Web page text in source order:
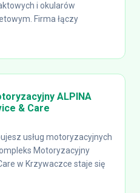
i okularów
Firma łączy
ALPINA
& Care
usług motoryzacyjnych
Motoryzacyjny
w Krzywaczce staje się